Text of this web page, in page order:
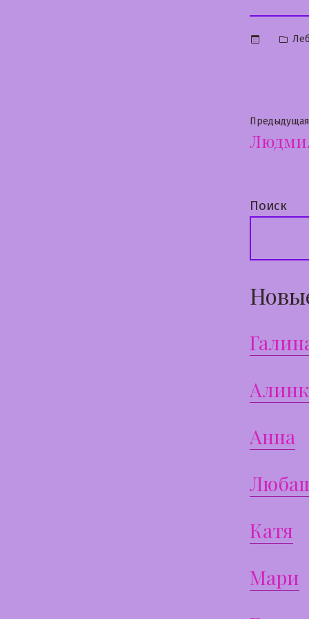
по
Предыдущая
Поиск
Анна
Катя
Мари